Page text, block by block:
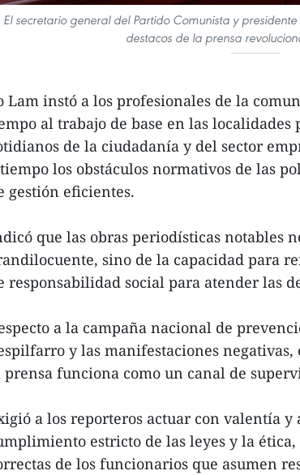
El secretario general del Partido Comunista y
destacos de la prensa
Lam instó a los profesionales de la
al trabajo de base en las localidades
de la ciudadanía y del sector
los obstáculos normativos de las
gestión eficientes.
que las obras periodísticas notables
sino de la capacidad para
responsabilidad social para atender las
a la campaña nacional de
y las manifestaciones
prensa funciona como un canal de
a los reporteros actuar con valentía y
estricto de las leyes y la
de los funcionarios que asumen